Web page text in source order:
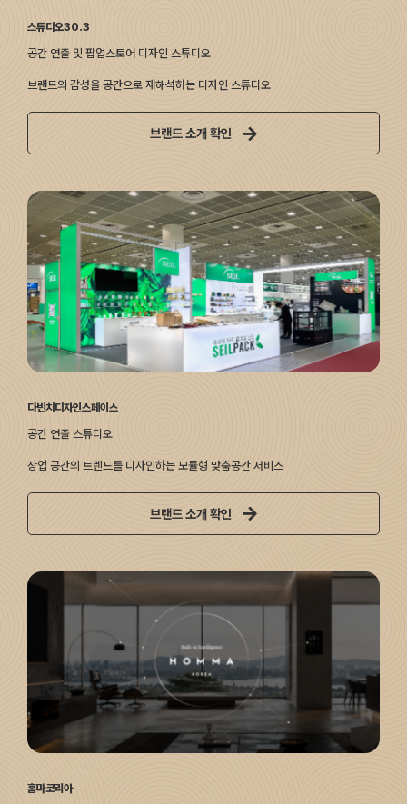
스튜디오30.3
공간 연출 및 팝업스토어 디자인 스튜디오
브랜드의 감성을 공간으로 재해석하는 디자인 스튜디오
브랜드 소개 확인
다빈치디자인스페이스
공간 연출 스튜디오
상업 공간의 트렌드를 디자인하는 모듈형 맞춤공간 서비스
브랜드 소개 확인
홈마코리아